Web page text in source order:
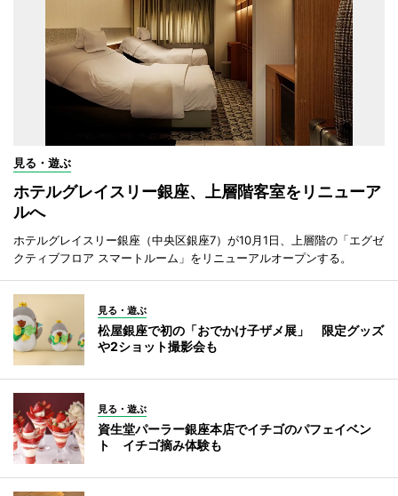
見る・遊ぶ
ホテルグレイスリー銀座、上層階客室をリニューア
ルへ
ホテルグレイスリー銀座（中央区銀座7）が10月1日、上層階の「エグゼ
クティブフロア スマートルーム」をリニューアルオープンする。
見る・遊ぶ
松屋銀座で初の「おでかけ子ザメ展」 限定グッズ
や2ショット撮影会も
見る・遊ぶ
資生堂パーラー銀座本店でイチゴのパフェイベン
ト イチゴ摘み体験も